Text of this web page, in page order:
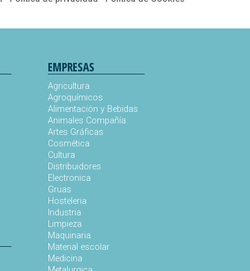
EMPRESAS
Agricultura
Agroquímicos
Alimentación y Bebidas
Animales Compañía
Artes Gráficas
Cosmética
Cultura
Distribuidores
Electronica
Gruas
Hosteleria
Industria
Limpieza
Maquinaria
Material escolar
Medicina